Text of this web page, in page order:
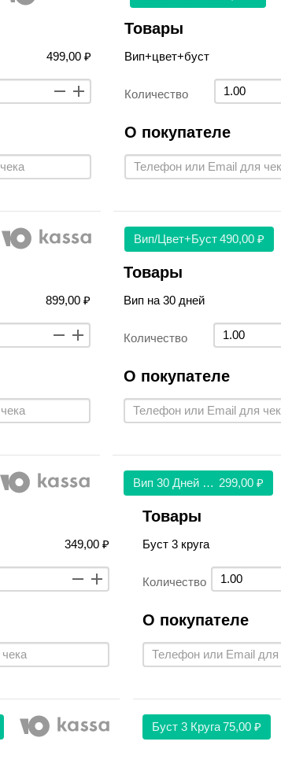
499,00 ₽
Товары
Вип+цвет+буст
Количество
О покупателе
Вип/цвет+буст 490,00 ₽
899,00 ₽
Товары
Вип на 30 дней
Количество
О покупателе
Вип 30 Дней 299299,00 ₽
349,00 ₽
Товары
Буст 3 круга
Количество
О покупателе
Буст 3 Круга75,00 ₽